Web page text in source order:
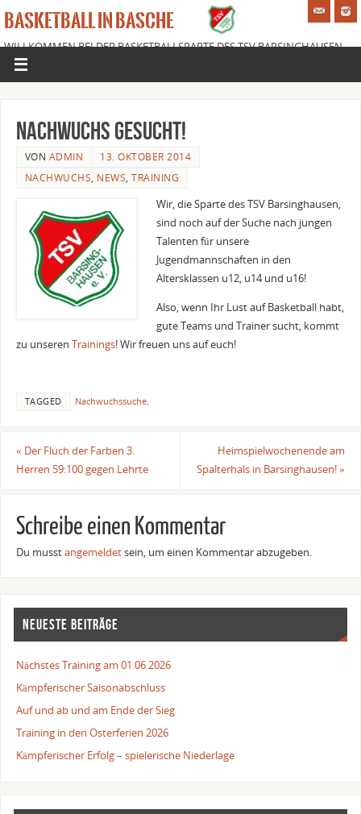
BASKETBALL IN BASCHE
WILLKOMMEN BEI DER BASKETBALLSPARTE DES TSV BARSINGHAUSEN
E.V.
Nachwuchs gesucht!
VON ADMIN
13. OKTOBER 2014
NACHWUCHS, NEWS,TRAINING
Wir, die Sparte des TSV Barsinghausen,
sind noch auf der Suche nach jungen
Talenten für unsere
Jugendmannschaften in den
Altersklassen u12, u14 und u16!
Also, wenn Ihr Lust auf Basketball habt,
gute Teams und Trainer sucht, kommt
zu unseren Trainings! Wir freuen uns auf euch!
TAGGED Nachwuchssuche.
« Der Fluch der Farben 3.
Herren 59:100 gegen Lehrte
Heimspielwochenende am
Spalterhals in Barsinghausen!»
Schreibe einen Kommentar
Du musstangemeldetsein, um einen Kommentar abzugeben.
NEUESTE BEITRÄGE
Nächstes Training am 01.06.2026
Kämpferischer Saisonabschluss
Auf und ab und am Ende der Sieg
Training in den Osterferien 2026
Kämpferischer Erfolg – spielerische Niederlage